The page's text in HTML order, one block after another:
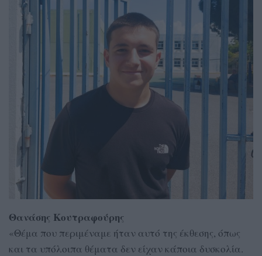
Θανάσης Κουτραφούρης
«Θέμα που περιμέναμε ήταν αυτό της έκθεσης, όπως
και τα υπόλοιπα θέματα δεν είχαν κάποια δυσκολία.